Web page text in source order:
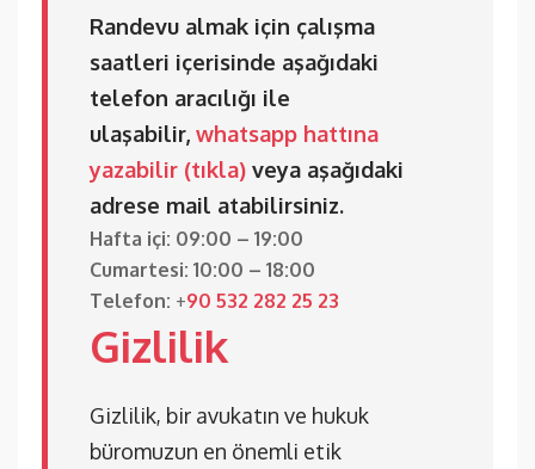
Randevu almak için çalışma
saatleri içerisinde aşağıdaki
telefon aracılığı ile
ulaşabilir, whatsapp hattına
yazabilir (tıkla) veya aşağıdaki
adrese mail atabilirsiniz.
Hafta içi: 09:00 – 19:00
Cumartesi: 10:00 – 18:00
Telefon: +90 532 282 25 23
Gizlilik
Gizlilik, bir avukatın ve hukuk
büromuzun en önemli etik